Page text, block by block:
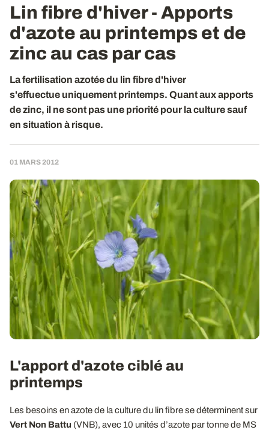
Lin fibre d'hiver - Apports
d'azote au printemps et de
zinc au cas par cas
La fertilisation azotée du lin fibre d'hiver
s'effuectue uniquement printemps. Quant aux apports
de zinc, il ne sont pas une priorité pour la culture sauf
en situation à risque.
01 MARS 2012
L'apport d'azote ciblé au
printemps
Les besoins en azote de la culture du lin fibre se déterminent sur
Vert Non Battu (VNB), avec 10 unités d’azote par tonne de MS